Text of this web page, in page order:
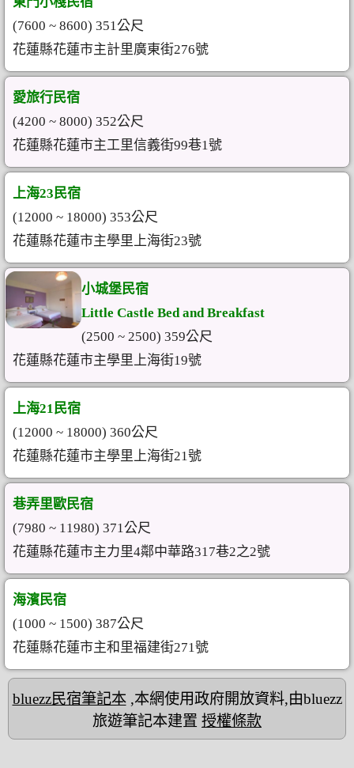
(7600 ~ 8600) 351公尺
花蓮縣花蓮市主計里廣東街276號
愛旅行民宿
(4200 ~ 8000) 352公尺
花蓮縣花蓮市主工里信義街99巷1號
上海23民宿
(12000 ~ 18000) 353公尺
花蓮縣花蓮市主學里上海街23號
小城堡民宿
Little Castle Bed and Breakfast
(2500 ~ 2500) 359公尺
花蓮縣花蓮市主學里上海街19號
上海21民宿
(12000 ~ 18000) 360公尺
花蓮縣花蓮市主學里上海街21號
巷弄里歐民宿
(7980 ~ 11980) 371公尺
花蓮縣花蓮市主力里4鄰中華路317巷2之2號
海濱民宿
(1000 ~ 1500) 387公尺
花蓮縣花蓮市主和里福建街271號
bluezz民宿筆記本,本網使用政府開放資料,由bluezz
旅遊筆記本建置 授權條款